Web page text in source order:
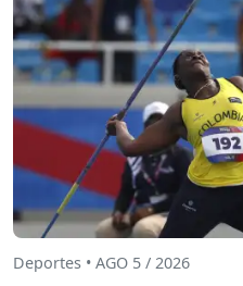
Deportes • AGO 5 / 2026